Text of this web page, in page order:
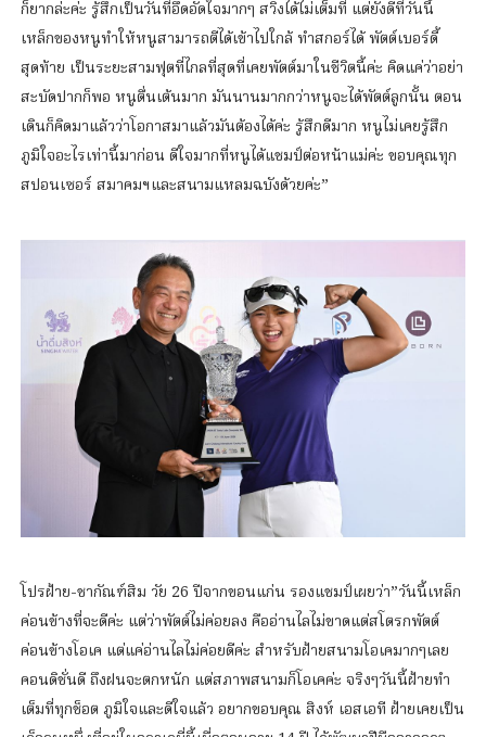
ก็ยากล่ะค่ะ รู้สึกเป็นวันที่อึดอัดใจมากๆ สวิงได้ไม่เต็มที่ แต่ยังดีที่วันนี้
เหล็กของหนูทำให้หนูสามารถตีได้เข้าไปใกล้ ทำสกอร์ได้ พัตต์เบอร์ดี้
สุดท้าย เป็นระยะสามฟุตที่ไกลที่สุดที่เคยพัตต์มาในชีวิตนี้ค่ะ คิดแค่ว่าอย่า
สะบัดปากก็พอ หนูตื่นเต้นมาก มันนานมากกว่าหนูจะได้พัตต์ลูกนั้น ตอน
เดินก็คิดมาแล้วว่าโอกาสมาแล้วมันต้องได้ค่ะ รู้สึกดีมาก หนูไม่เคยรู้สึก
ภูมิใจอะไรเท่านี้มาก่อน ดีใจมากที่หนูได้แชมป์ต่อหน้าแม่ค่ะ ขอบคุณทุก
สปอนเซอร์ สมาคมฯและสนามแหลมฉบังด้วยค่ะ”
โปรฝ้าย-ชากัณฑ์สิม วัย 26 ปีจากขอนแก่น รองแชมป์เผยว่า”วันนี้เหล็ก
ค่อนข้างที่จะดีค่ะ แต่ว่าพัตต์ไม่ค่อยลง คืออ่านไลไม่ขาดแต่สโตรกพัตต์
ค่อนข้างโอเค แต่แค่อ่านไลไม่ค่อยดีค่ะ สำหรับฝ้ายสนามโอเคมากๆเลย
คอนดิชั่นดี ถึงฝนจะตกหนัก แต่สภาพสนามก็โอเคค่ะ จริงๆวันนี้ฝ้ายทำ
เต็มที่ทุกช็อต ภูมิใจและดีใจแล้ว อยากขอบคุณ สิงห์ เอสเอที ฝ้ายเคยเป็น